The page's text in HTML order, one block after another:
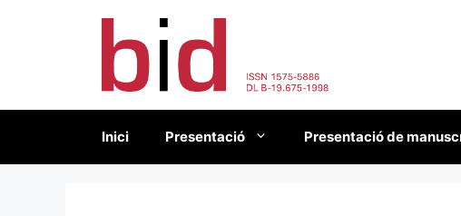
Inici Presentació Presentació de